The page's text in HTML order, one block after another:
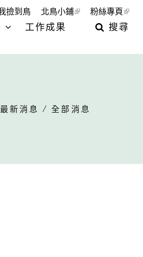
撿到鳥 北鳥小鋪 粉絲專頁
工作成果 搜尋
最新消息 / 全部消息